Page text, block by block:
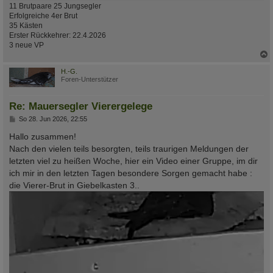
11 Brutpaare 25 Jungsegler
Erfolgreiche 4er Brut
35 Kästen
Erster Rückkehrer: 22.4.2026
3 neue VP
H.-G.
Foren-Unterstützer
Re: Mauersegler Vierergelege
B
i
t
r
a
g
So 28. Jun 2026, 22:55
Hallo zusammen!
Nach den vielen teils besorgten, teils traurigen Meldungen der
letzten viel zu heißen Woche, hier ein Video einer Gruppe, im dir
ich mir in den letzten Tagen besondere Sorgen gemacht habe :
die Vierer-Brut in Giebelkasten 3..